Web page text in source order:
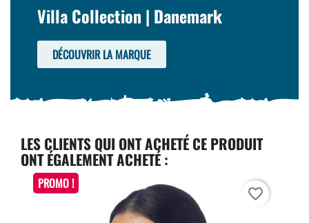
Villa Collection | Danemark
DÉCOUVRIR LA MARQUE
LES CLIENTS QUI ONT ACHETÉ CE PRODUIT
ONT ÉGALEMENT ACHETÉ :
PROMO !
favorite_border